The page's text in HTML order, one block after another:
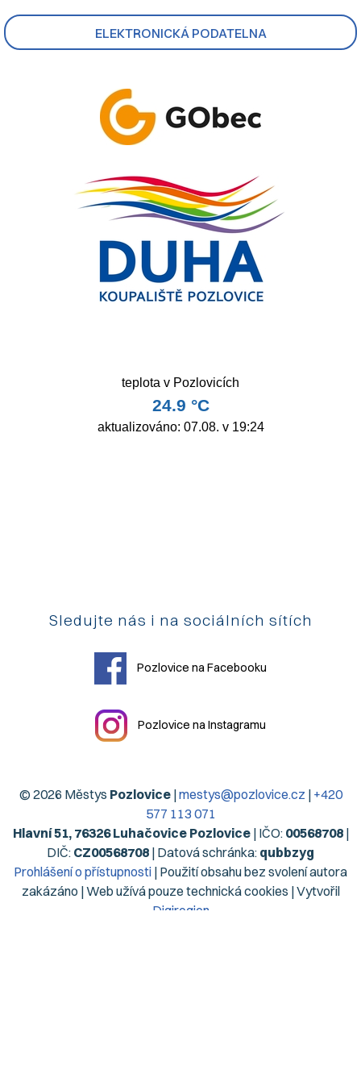
ELEKTRONICKÁ PODATELNA
Sledujte nás i na sociálních sítích
Pozlovice na Facebooku
Pozlovice na Instagramu
© 2026 Městys Pozlovice|mestys@pozlovice.cz | +420
577 113 071
Hlavní 51, 76326 Luhačovice Pozlovice| IČO: 00568708|
DIČ: CZ00568708 | Datová schránka: qubbzyg
Prohlášení o přístupnosti | Použití obsahu bez svolení autora
zakázáno | Web užívá pouze technická cookies | Vytvořil
Digiregion